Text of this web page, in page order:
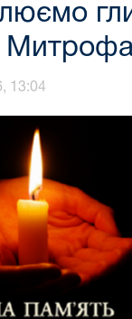
13:04